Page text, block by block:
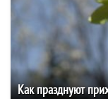
Как празднуют